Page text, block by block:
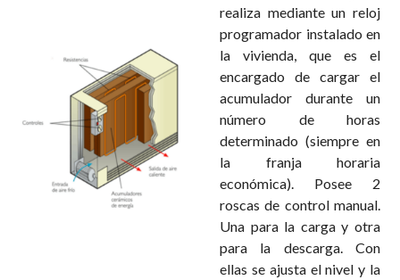
realiza mediante un reloj
programador instalado en
la vivienda, que es el
encargado de cargar el
acumulador durante un
número de horas
determinado (siempre en
la franja horaria
económica). Posee 2
roscas de control manual.
Una para la carga y otra
para la descarga. Con
ellas se ajusta el nivel y la